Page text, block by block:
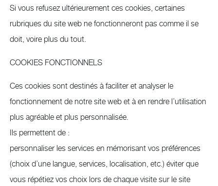
Si vous refusez ultérieurement ces cookies, certaines
rubriques du site web ne fonctionneront pas comme il se
doit, voire plus du tout.
COOKIES FONCTIONNELS
Ces cookies sont destinés à faciliter et analyser le
fonctionnement de notre site web et à en rendre l’utilisation
plus agréable et plus personnalisée.
Ils permettent de :
personnaliser les services en mémorisant vos préférences
(choix d’une langue, services, localisation, etc.) éviter que
vous répétiez vos choix lors de chaque visite sur le site